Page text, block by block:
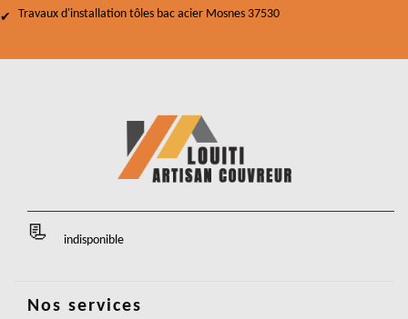
Travaux d'installation tôles bac acier Mosnes 37530
indisponible
Nos services